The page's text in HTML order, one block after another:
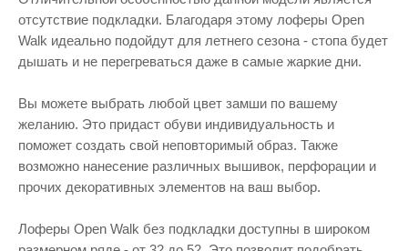
отсутствие подкладки. Благодаря этому лоферы Open
Walk идеально подойдут для летнего сезона - стопа будет
дышать и не перегреваться даже в самые жаркие дни.
Вы можете выбрать любой цвет замши по вашему
желанию. Это придаст обуви индивидуальность и
поможет создать свой неповторимый образ. Также
возможно нанесение различных вышивок, перфорации и
прочих декоративных элементов на ваш выбор.
Лоферы Open Walk без подкладки доступны в широком